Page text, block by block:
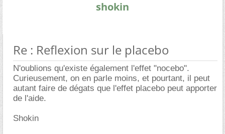
shokin
Re : Reflexion sur le placebo
N'oublions qu'existe également l'effet "nocebo".
Curieusement, on en parle moins, et pourtant, il peut
autant faire de dégats que l'effet placebo peut apporter
de l'aide.
Shokin